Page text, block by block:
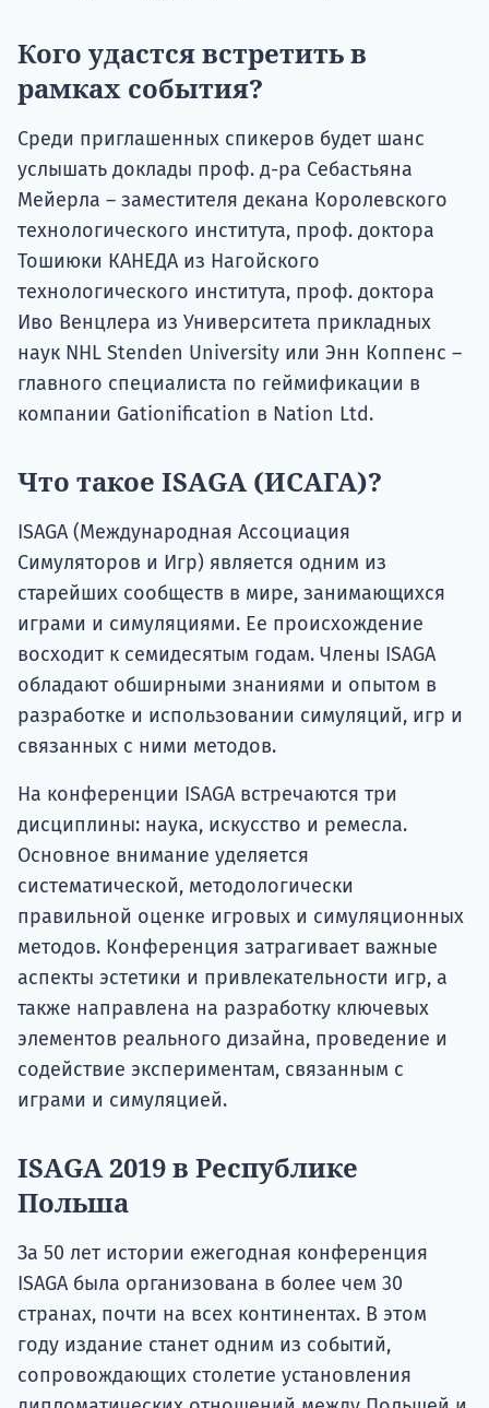
Кого удастся встретить в
рамках события?
Среди приглашенных спикеров будет шанс
услышать доклады проф. д-ра Себастьяна
Мейерла – заместителя декана Королевского
технологического института, проф. доктора
Тошиюки КАНЕДА из Нагойского
технологического института, проф. доктора
Иво Венцлера из Университета прикладных
наук NHL Stenden University или Энн Коппенс –
главного специалиста по геймификации в
компании Gationification в Nation Ltd.
Что такое ISAGA (ИСАГА)?
ISAGA (Международная Ассоциация
Симуляторов и Игр) является одним из
старейших сообществ в мире, занимающихся
играми и симуляциями. Ее происхождение
восходит к семидесятым годам. Члены ISAGA
обладают обширными знаниями и опытом в
разработке и использовании симуляций, игр и
связанных с ними методов.
На конференции ISAGA встречаются три
дисциплины: наука, искусство и ремесла.
Основное внимание уделяется
систематической, методологически
правильной оценке игровых и симуляционных
методов. Конференция затрагивает важные
аспекты эстетики и привлекательности игр, а
также направлена на разработку ключевых
элементов реального дизайна, проведение и
содействие экспериментам, связанным с
играми и симуляцией.
ISAGA 2019 в Республике
Польша
За 50 лет истории ежегодная конференция
ISAGA была организована в более чем 30
странах, почти на всех континентах. В этом
году издание станет одним из событий,
сопровождающих столетие установления